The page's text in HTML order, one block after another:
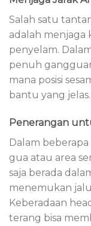
Salah satu
adalah menjaga
penyelam.
penuh
mana posisi
bantu yang jelas.
Penerangan
Dalam
gua atau area
saja berada
menemukan
Keberadaan
terang bisa